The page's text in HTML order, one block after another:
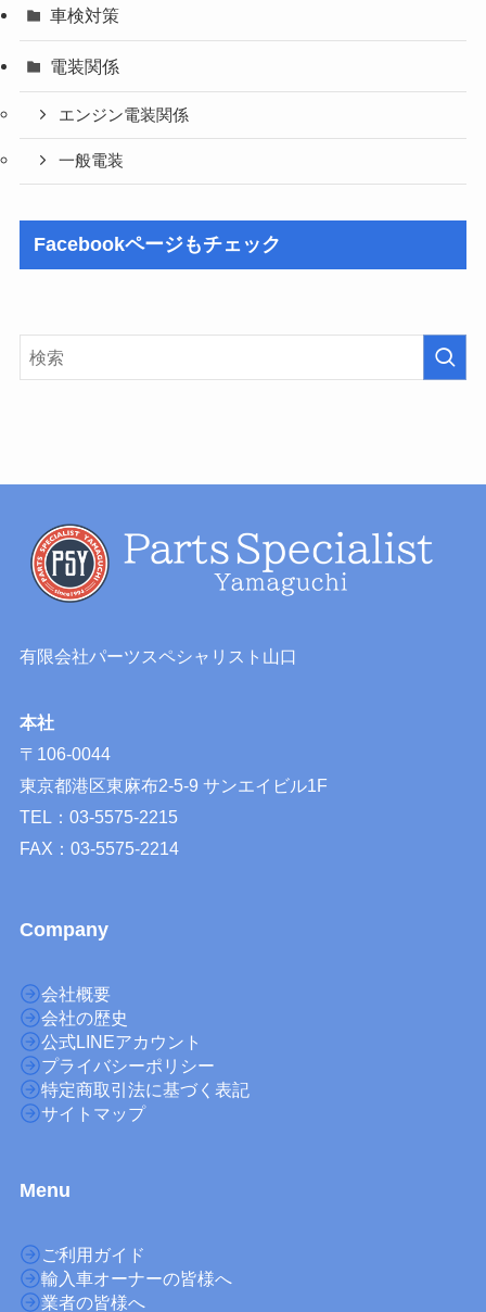
車検対策
電装関係
エンジン電装関係
一般電装
Facebookページもチェック
有限会社パーツスペシャリスト山口
本社
〒106-0044
東京都港区東麻布2-5-9 サンエイビル1F
TEL：03-5575-2215
FAX：03-5575-2214
Company
会社概要
会社の歴史
公式LINEアカウント
プライバシーポリシー
特定商取引法に基づく表記
サイトマップ
Menu
ご利用ガイド
輸入車オーナーの皆様へ
業者の皆様へ